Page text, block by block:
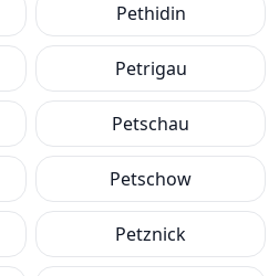
Pethidin
Petrigau
Petschau
Petschow
Petznick